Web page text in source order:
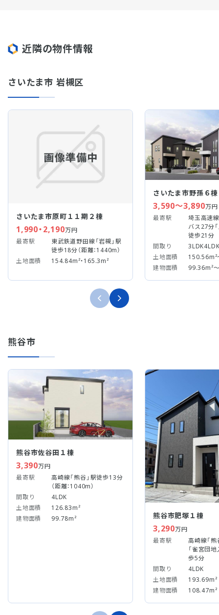
近隣の物件情報
さいたま市 岩槻区
さいたま市原町１１期２棟
1,990・2,190万円
最寄駅
東武鉄道野田線「岩槻」駅
徒歩18分（距離：1440m）
土地面積
154.84m²・165.3m²
さいたま市野孫６棟
3,590～3,890万円
最寄駅
埼玉高速
バス27分
徒歩21分
間取り
土地面積
建物面積
99.36m²
熊谷市
熊谷市佐谷田１棟
3,390万円
最寄駅
高崎線「熊谷」駅徒歩13分
（距離：1040m）
間取り
4LDK
土地面積
126.83m²
建物面積
99.78m² 熊谷市肥塚１棟
3,290万円
最寄駅
高崎線「
「雀宮団
歩5分
間取り
4LDK
土地面積
193.69m²
建物面積
108.47m²